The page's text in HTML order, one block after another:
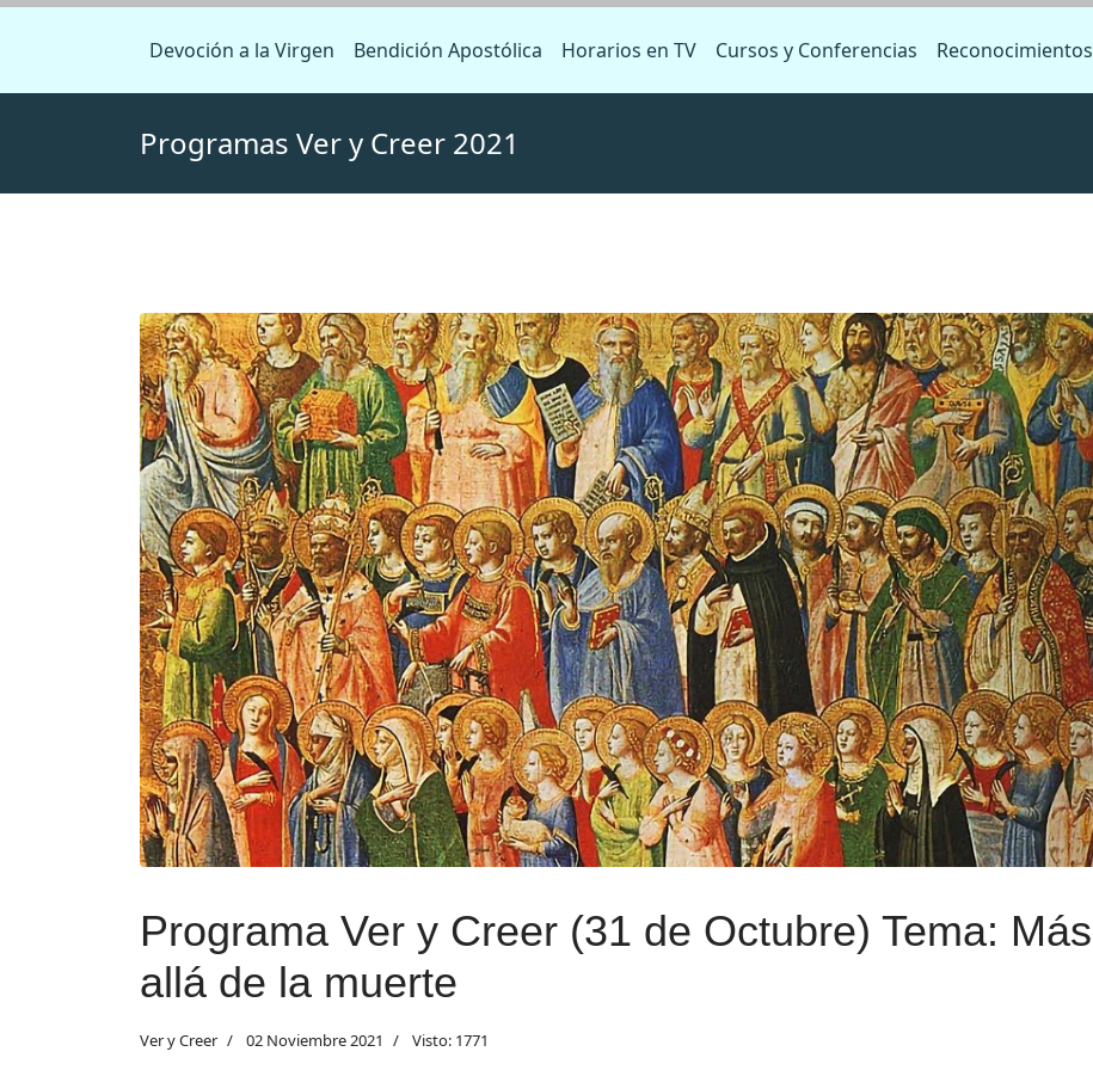
Devoción a la Virgen Bendición Apostólica Horarios en TV Cursos y Conferencias Reconocimientos
Programas Ver y Creer 2021
Programa Ver y Creer (31 de Octubre) Tema: Más
allá de la muerte
Ver y Creer 02 Noviembre 2021 Visto: 1771